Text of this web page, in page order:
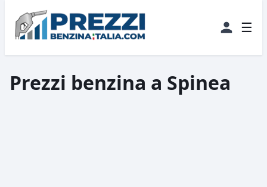
☰
Prezzi benzina a Spinea